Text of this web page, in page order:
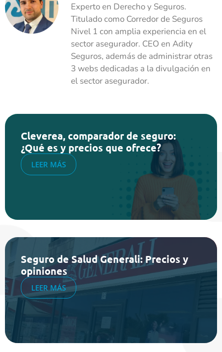
Experto en Derecho y Seguros.
Titulado como Corredor de Seguros
Nivel 1 con amplia experiencia en el
sector asegurador. CEO en Adity
Seguros, además de administrar otras
3 webs dedicadas a la divulgación en
el sector asegurador.
Cleverea, comparador de seguro:
¿Qué es y precios que ofrece?
LEER MÁS
Seguro de Salud Generali: Precios y
opiniones
LEER MÁS